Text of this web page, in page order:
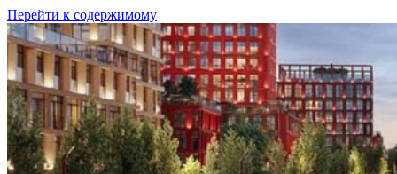
Перейти к содержимому